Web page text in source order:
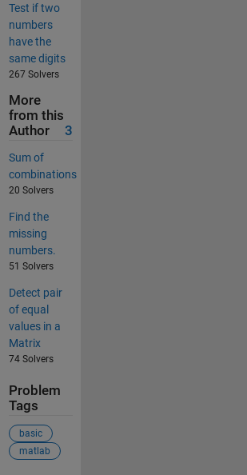
Test if two
numbers
have the
same digits
267 Solvers
More
from this
Author
3
Sum of
combinations
20 Solvers
Find the
missing
numbers.
51 Solvers
Detect pair
of equal
values in a
Matrix
74 Solvers
Problem
Tags
basic
matlab